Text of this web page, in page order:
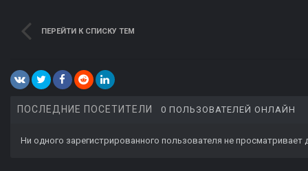
ПЕРЕЙТИ К СПИСКУ ТЕМ
ПОСЛЕДНИЕ ПОСЕТИТЕЛИ 0 ПОЛЬЗОВАТЕЛЕЙ ОНЛАЙН
Ни одного зарегистрированного пользователя не просматривает